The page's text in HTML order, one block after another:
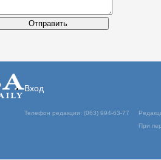
Отправить
Вход
Телефон редакции: (063) 994-63-77
При